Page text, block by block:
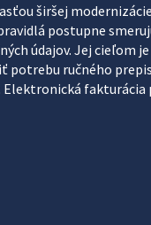
širšej
postupne
údajov. Jej cieľom
ručného
fakturácia